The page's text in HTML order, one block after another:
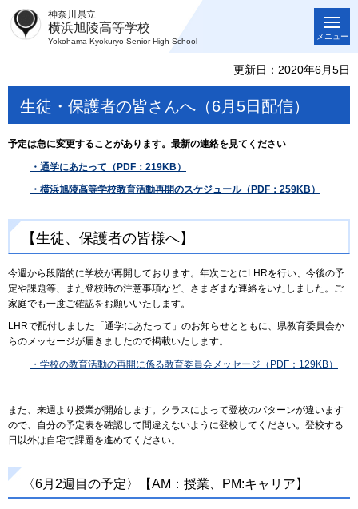
神奈川県立
横浜旭陵高等学校
Yokohama-Kyokuryo Senior High School
メニュー
更新日：2020年6月5日
生徒・保護者の皆さんへ（6月5日配信）
予定は急に変更することがあります。最新の連絡を見てください
・通学にあたって（PDF：219KB）
・横浜旭陵高等学校教育活動再開のスケジュール（PDF：259KB）
【生徒、保護者の皆様へ】
今週から段階的に学校が再開しております。年次ごとにLHRを行い、今後の予
定や課題等、また登校時の注意事項など、さまざまな連絡をいたしました。ご
家庭でも一度ご確認をお願いいたします。
LHRで配付しました「通学にあたって」のお知らせとともに、県教育委員会か
らのメッセージが届きましたので掲載いたします。
・学校の教育活動の再開に係る教育委員会メッセージ（PDF：129KB）
また、来週より授業が開始します。クラスによって登校のパターンが違います
ので、自分の予定表を確認して間違えないように登校してください。登校する
日以外は自宅で課題を進めてください。
〈6月2週目の予定〉【AM：授業、PM:キャリア】